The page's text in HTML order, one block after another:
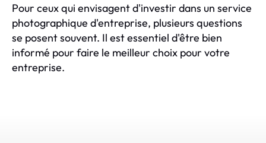
Pour ceux qui envisagent d'investir dans un service
photographique d'entreprise, plusieurs questions
se posent souvent. Il est essentiel d'être bien
informé pour faire le meilleur choix pour votre
entreprise.